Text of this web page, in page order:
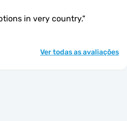
in very country."
Ver todas as avaliações